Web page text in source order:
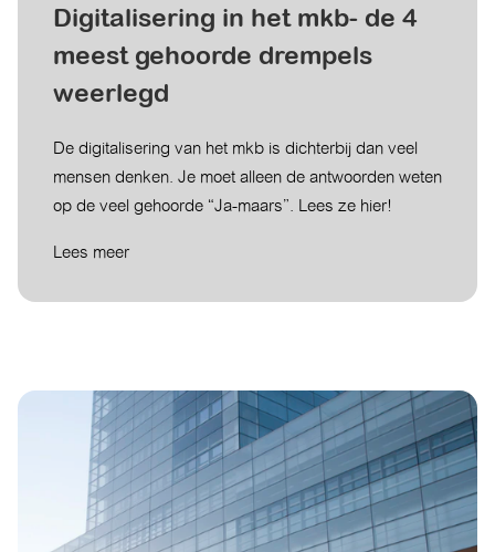
Digitalisering in het mkb- de 4
meest gehoorde drempels
weerlegd
De digitalisering van het mkb is dichterbij dan veel
mensen denken. Je moet alleen de antwoorden weten
op de veel gehoorde “Ja-maars”. Lees ze hier!
Lees meer